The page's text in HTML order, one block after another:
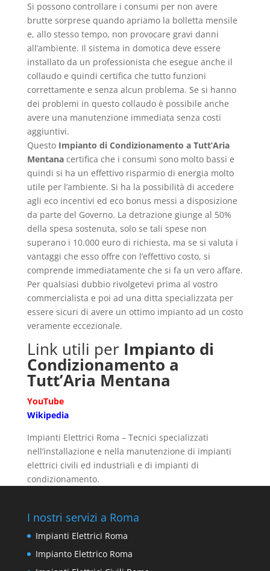
Si possono controllare i consumi per non avere
brutte sorprese quando apriamo la bolletta mensile
e, allo stesso tempo, non provocare gravi danni
all’ambiente. Il sistema in domotica deve essere
installato da un professionista che esegue anche il
collaudo e quindi certifica che tutto funzioni
correttamente e senza alcun problema. Se si hanno
dei problemi in questo collaudo è possibile anche
avere una manutenzione immediata senza costi
aggiuntivi.
Questo Impianto di Condizionamento a Tutt’Aria
Mentanacertifica che i consumi sono molto bassi e
quindi si ha un effettivo risparmio di energia molto
utile per l’ambiente. Si ha la possibilità di accedere
agli eco incentivi ed eco bonus messi a disposizione
da parte del Governo. La detrazione giunge al 50%
della spesa sostenuta, solo se tali spese non
superano i 10.000 euro di richiesta, ma se si valuta i
vantaggi che esso offre con l’effettivo costo, si
comprende immediatamente che si fa un vero affare.
Per qualsiasi dubbio rivolgetevi prima al vostro
commercialista e poi ad una ditta specializzata per
essere sicuri di avere un ottimo impianto ad un costo
veramente eccezionale.
Link utili per Impianto di
Condizionamento a
Tutt’Aria Mentana
YouTube
Wikipedia
Impianti Elettrici Roma – Tecnici specializzati
nell’installazione e nella manutenzione di impianti
elettrici civili ed industriali e di impianti di
condizionamento.
I nostri servizi a Roma
Impianti Elettrici Roma
Impianto Elettrico Roma